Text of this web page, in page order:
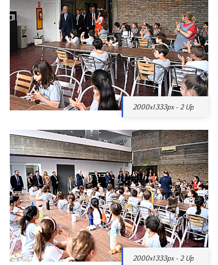
2000x1333px - 2 Մբ
2000x1333px - 2 Մբ